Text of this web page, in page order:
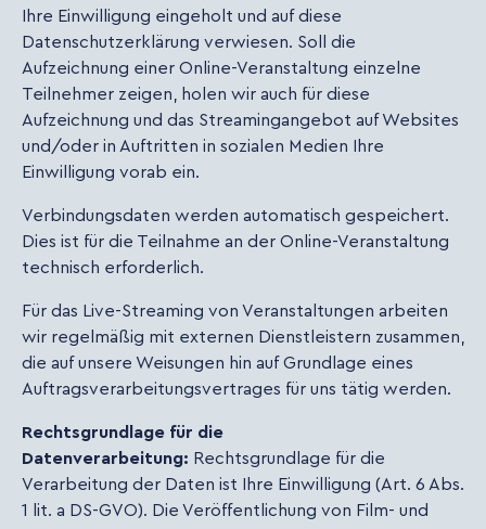
Ihre Einwilligung eingeholt und auf diese
Datenschutzerklärung verwiesen. Soll die
Aufzeichnung einer Online-Veranstaltung einzelne
Teilnehmer zeigen, holen wir auch für diese
Aufzeichnung und das Streamingangebot auf Websites
und/oder in Auftritten in sozialen Medien Ihre
Einwilligung vorab ein.
Verbindungsdaten werden automatisch gespeichert.
Dies ist für die Teilnahme an der Online-Veranstaltung
technisch erforderlich.
Für das Live-Streaming von Veranstaltungen arbeiten
wir regelmäßig mit externen Dienstleistern zusammen,
die auf unsere Weisungen hin auf Grundlage eines
Auftragsverarbeitungsvertrages für uns tätig werden.
Rechtsgrundlage für die
Datenverarbeitung: Rechtsgrundlage für die
Verarbeitung der Daten ist Ihre Einwilligung (Art. 6 Abs.
1 lit. a DS-GVO). Die Veröffentlichung von Film- und